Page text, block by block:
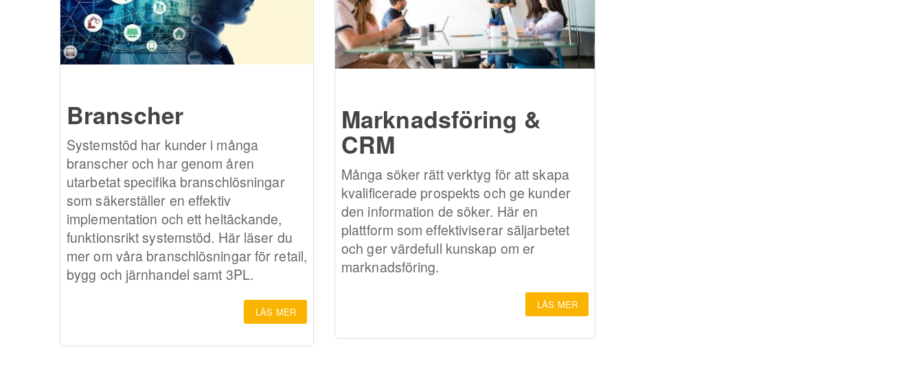
Branscher
Systemstöd har kunder i många
branscher och har genom åren
utarbetat specifika branschlösningar
som säkerställer en effektiv
implementation och ett heltäckande,
funktionsrikt systemstöd. Här läser du
mer om våra branschlösningar för retail,
bygg och järnhandel samt 3PL.
LÄS MER
Marknadsföring &
CRM
Många söker rätt verktyg för att skapa
kvalificerade prospekts och ge kunder
den information de söker. Här en
plattform som effektiviserar säljarbetet
och ger värdefull kunskap om er
marknadsföring.
LÄS MER